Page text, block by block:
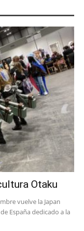
Otaku
vuelve la Japan
España dedicado a la